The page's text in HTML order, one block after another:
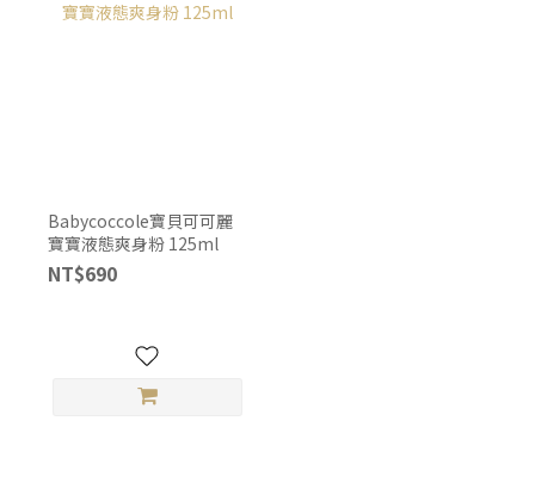
Babycoccole寶貝可可麗
寶寶液態爽身粉 125ml
NT$690